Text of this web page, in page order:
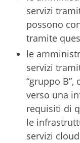
servizi
possono
tramite
le
servizi
“gruppo
verso una
requisiti di
le
servizi